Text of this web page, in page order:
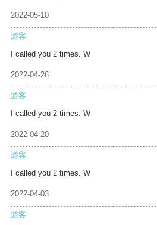
2022-05-10
游客
I called you 2 times. W
2022-04-26
游客
I called you 2 times. W
2022-04-20
游客
I called you 2 times. W
2022-04-03
游客